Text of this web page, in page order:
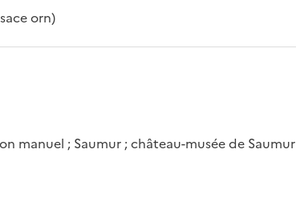
orn)
manuel ; Saumur ; château-musée de Saumur